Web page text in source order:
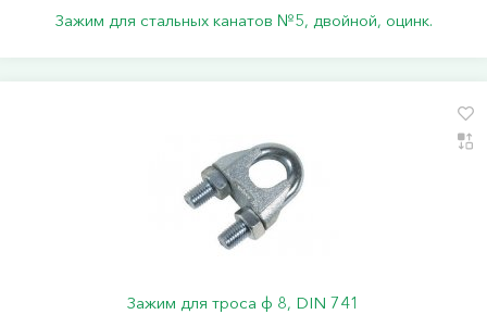
Зажим для стальных канатов №5, двойной, оцинк.
Зажим для троса ф 8, DIN 741